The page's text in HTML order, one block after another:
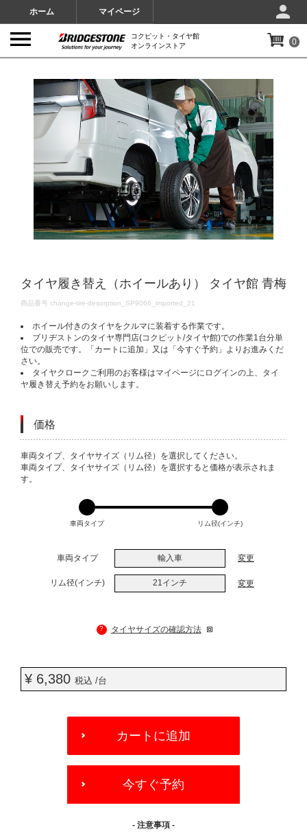
ホーム マイページ
コクピット・タイヤ館
オンラインストア
0
タイヤ履き替え（ホイールあり） タイヤ館 青梅
DETAILS
商品番号 change-tire-desorption_SP9066_imported_21
ホイール付きのタイヤをクルマに装着する作業です。
ブリヂストンのタイヤ専門店(コクピット/タイヤ館)での作業1台分単
位での販売です。「カートに追加」又は「今すぐ予約」よりお進みくだ
さい。
タイヤクロークご利用のお客様はマイページにログインの上、タイ
ヤ履き替え予約をお願いします。
価格
VARIATIONS
車両タイプ、タイヤサイズ（リム径）を選択してください。
車両タイプ、タイヤサイズ（リム径）を選択すると価格が表示されま
す。
車両タイプ リム径(インチ)
車両タイプ 輸入車 変更
リム径(インチ) 21インチ 変更
? タイヤサイズの確認方法
¥ 6,380 税込 /台
OPTIONS
カートに追加
今すぐ予約
- 注意事項 -